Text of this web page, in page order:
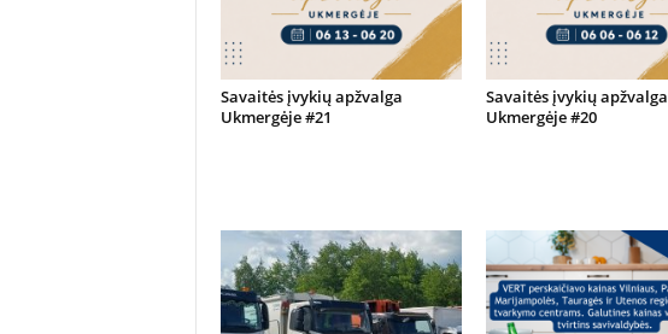
Savaitės įvykių apžvalga
Ukmergėje #21
Savaitės įvykių apžvalga
Ukmergėje #20